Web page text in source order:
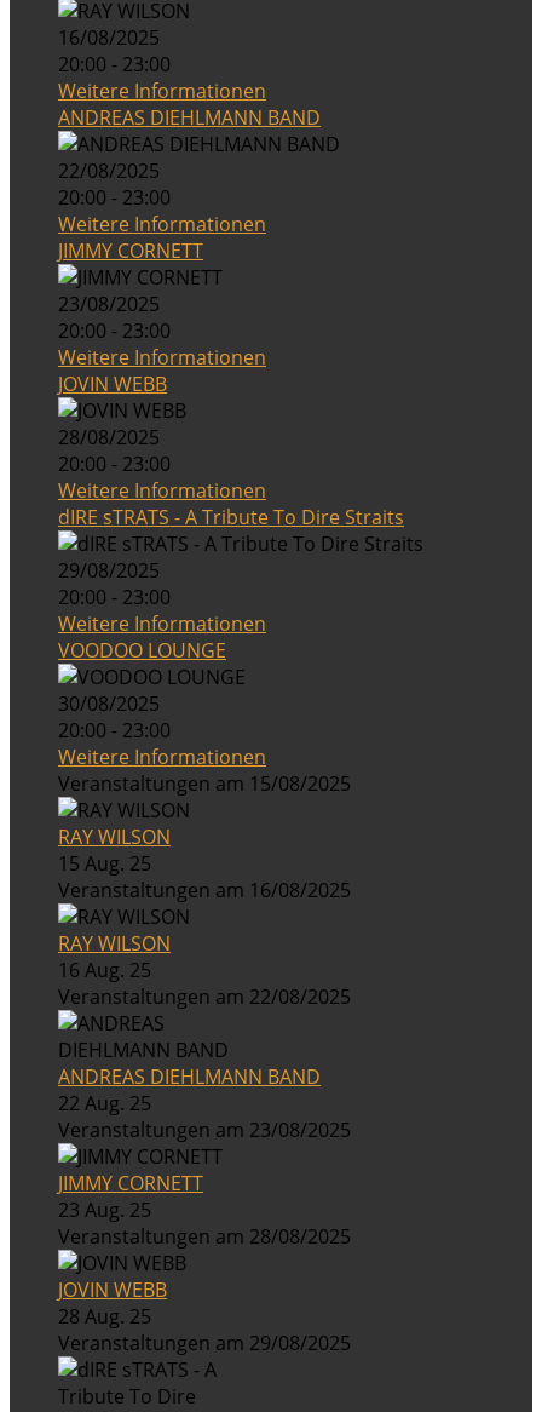
16/08/2025
20:00 - 23:00
Weitere Informationen
ANDREAS DIEHLMANN BAND
22/08/2025
20:00 - 23:00
Weitere Informationen
JIMMY CORNETT
23/08/2025
20:00 - 23:00
Weitere Informationen
JOVIN WEBB
28/08/2025
20:00 - 23:00
Weitere Informationen
dIRE sTRATS - A Tribute To Dire Straits
29/08/2025
20:00 - 23:00
Weitere Informationen
VOODOO LOUNGE
30/08/2025
20:00 - 23:00
Weitere Informationen
Veranstaltungen am 15/08/2025
RAY WILSON
15 Aug. 25
Veranstaltungen am 16/08/2025
RAY WILSON
16 Aug. 25
Veranstaltungen am 22/08/2025
ANDREAS DIEHLMANN BAND
22 Aug. 25
Veranstaltungen am 23/08/2025
JIMMY CORNETT
23 Aug. 25
Veranstaltungen am 28/08/2025
JOVIN WEBB
28 Aug. 25
Veranstaltungen am 29/08/2025